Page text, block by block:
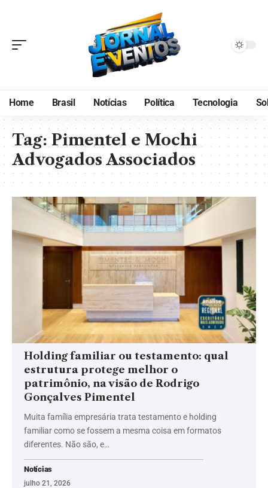
Home Brasil Notícias Política Tecnologia
Tag:Pimentel e Mochi
Advogados Associados
Holding familiar ou testamento: qual
estrutura protege melhor o
patrimônio, na visão de Rodrigo
Gonçalves Pimentel
Muita família empresária trata testamento e holding
familiar como se fossem a mesma coisa em formatos
diferentes. Não são, e…
Notícias
julho 21, 2026